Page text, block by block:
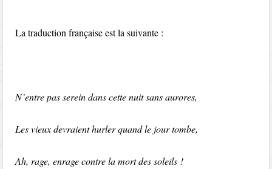
La traduction française est la suivante :
N’entre pas serein dans cette nuit sans aurores,
Les vieux devraient hurler quand le jour tombe,
Ah, rage, enrage contre la mort des soleils !